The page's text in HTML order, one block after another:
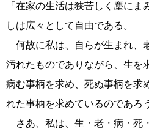
「在家の生活は狭苦しく塵にま
しは広々として自由である。
何故に私は、自らが生まれ、
汚れたものでありながら、生を
病む事柄を求め、死ぬ事柄を求
れた事柄を求めているのであろ
さあ、私は、生・老・病・死